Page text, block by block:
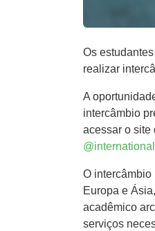
Os
realizar
A
intercâmbio
acessar o site
O intercâmbio
Europa e
acadêmico
serviços